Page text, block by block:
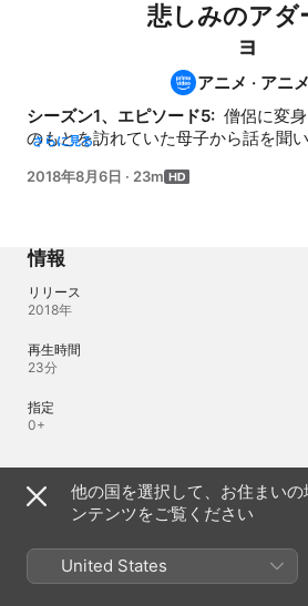
悲しみのアダ
ョ
アニメ · アニ
シーズン1、エピソード5: 僧侶に変
のもとを訪れていた母子から話を聞
ち、ヒルソンを追い込む羅布。しか
ような様子を見せる。愛が悪偶を見
彼の姿を見ると、町と悪偶を繋いで
が映っていた。
さらに見る
2018年8月6日 · 23m
情報
リリース
2018年
再生時間
23分
指定
0+
言語
オーディオ
他の国を選択して、お住まいの
ンテンツをご覧ください
United States